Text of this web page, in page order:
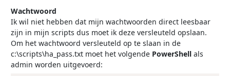
Wachtwoord
Ik wil niet hebben dat mijn wachtwoorden direct leesbaar
zijn in mijn scripts dus moet ik deze versleuteld opslaan.
Om het wachtwoord versleuteld op te slaan in de
c:\scripts\ha_pass.txt moet het volgende PowerShell als
admin worden uitgevoerd: